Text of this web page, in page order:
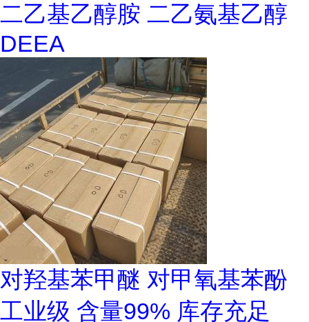
二乙基乙醇胺 二乙氨基乙醇
DEEA
对羟基苯甲醚 对甲氧基苯酚
工业级 含量99% 库存充足